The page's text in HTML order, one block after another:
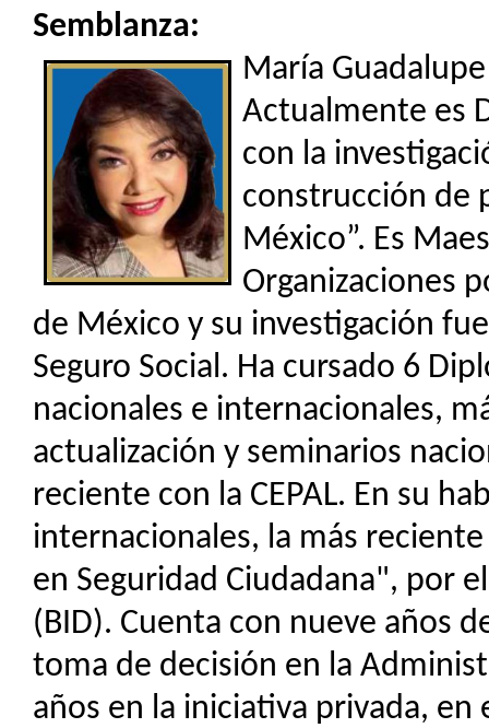
Semblanza:
María
Actualmente es
con la
construcción de
México”. Es
Organizaciones
de México y su investigación
Seguro Social. Ha cursado 6
nacionales e internacionales,
actualización y seminarios
reciente con la CEPAL. En su
internacionales, la más
en Seguridad Ciudadana", por
(BID). Cuenta con nueve años
toma de decisión en la
años en la iniciativa privada,